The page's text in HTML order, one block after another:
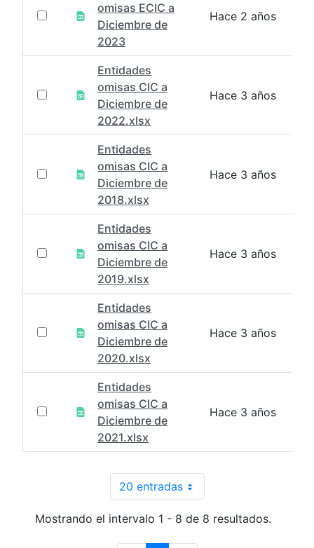
omisas ECIC a
Diciembre de
2023
Hace 2 años
Entidades
omisas CIC a
Diciembre de
2022.xlsx
Hace 3 años
Entidades
omisas CIC a
Diciembre de
2018.xlsx
Hace 3 años
Entidades
omisas CIC a
Diciembre de
2019.xlsx
Hace 3 años
Entidades
omisas CIC a
Diciembre de
2020.xlsx
Hace 3 años
Entidades
omisas CIC a
Diciembre de
2021.xlsx
Hace 3 años
20 entradasPor página
Mostrando el intervalo 1 - 8 de 8 resultados.